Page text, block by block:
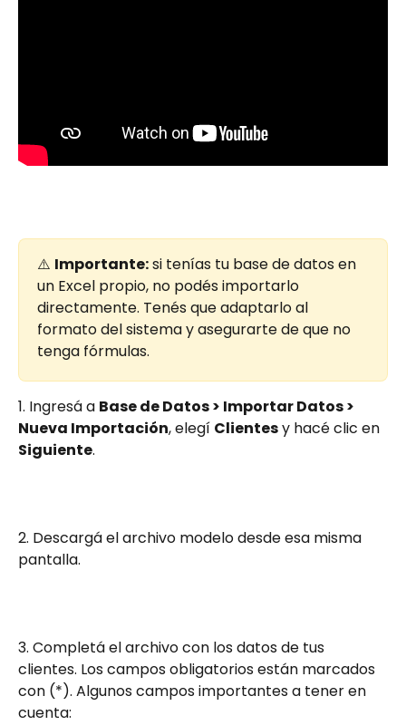
⚠️ Importante: si tenías tu base de datos en
un Excel propio, no podés importarlo
directamente. Tenés que adaptarlo al
formato del sistema y asegurarte de que no
tenga fórmulas.
1. Ingresá a Base de Datos > Importar Datos >
Nueva Importación, elegí Clientes y hacé clic en
Siguiente.
2. Descargá el archivo modelo desde esa misma
pantalla.
3. Completá el archivo con los datos de tus
clientes. Los campos obligatorios están marcados
con (*). Algunos campos importantes a tener en
cuenta: